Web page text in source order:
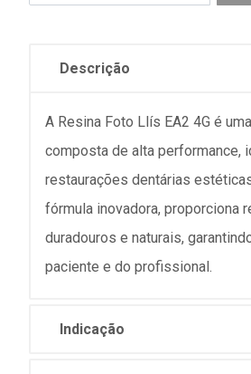
Descrição
A Resina Foto Llís EA2 4G é
composta de alta performance,
restaurações dentárias
fórmula inovadora, proporciona
duradouros e naturais,
paciente e do profissional.
Indicação